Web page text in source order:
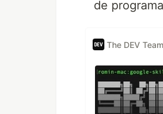
de
The DEV Team